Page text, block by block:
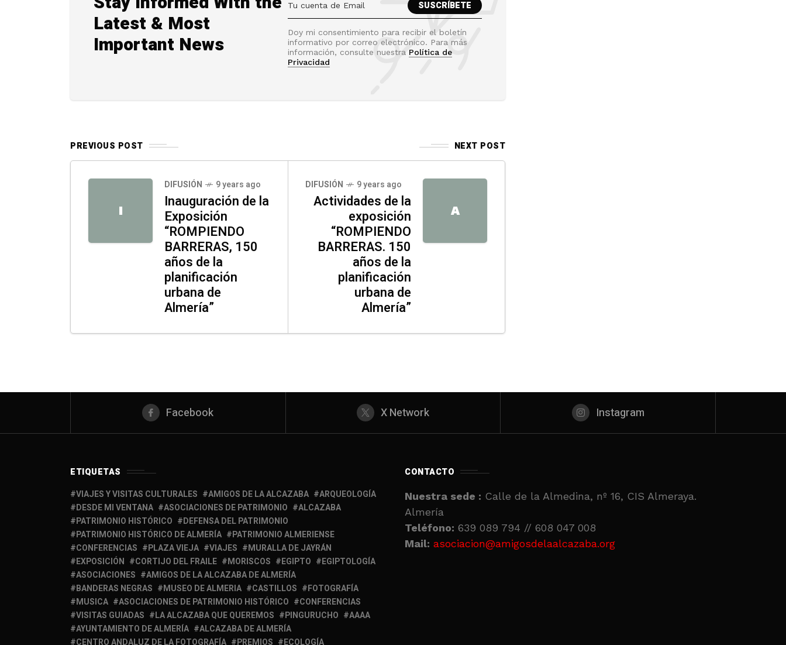
Latest & Most
Important News
Doy mi consentimiento para recibir el boletín
informativo por correo electrónico. Para más
información, consulte nuestra Política de
Privacidad
PREVIOUS POST NEXT POST
I
DIFUSIÓN 9 years ago
Inauguración de la
Exposición
“ROMPIENDO
BARRERAS, 150
años de la
planificación
urbana de
Almería”
A
DIFUSIÓN 9 years ago
Actividades de la
exposición
“ROMPIENDO
BARRERAS. 150
años de la
planificación
urbana de
Almería”
Facebook X Network Instagram
ETIQUETAS
VIAJES Y VISITAS CULTURALES
AMIGOS DE LA ALCAZABA
ARQUEOLOGÍA
DESDE MI VENTANA
ASOCIACIONES DE PATRIMONIO
ALCAZABA
PATRIMONIO HISTÓRICO
DEFENSA DEL PATRIMONIO
PATRIMONIO HISTÓRICO DE ALMERÍA
PATRIMONIO ALMERIENSE
CONFERENCIAS
PLAZA VIEJA VIAJES
MURALLA DE JAYRÁN
EXPOSICIÓN
CORTIJO DEL FRAILE MORISCOS EGIPTO
EGIPTOLOGÍA
ASOCIACIONES
AMIGOS DE LA ALCAZABA DE ALMERÍA
BANDERAS NEGRAS
MUSEO DE ALMERIA CASTILLOS
FOTOGRAFÍA
MUSICA
ASOCIACIONES DE PATRIMONIO HISTÓRICO
CONFERENCIAS
VISITAS GUIADAS
LA ALCAZABA QUE QUEREMOS PINGURUCHO
AAAA
AYUNTAMIENTO DE ALMERÍA
ALCAZABA DE ALMERÍA
CENTRO ANDALUZ DE LA FOTOGRAFÍA
PREMIOS ECOLOGÍA
CONTACTO
Nuestra sede : Calle de la Almedina, nº 16, CIS Almeraya.
Almería
Teléfono: 639 089 794 // 608 047 008
Mail: asociacion@amigosdelaalcazaba.org